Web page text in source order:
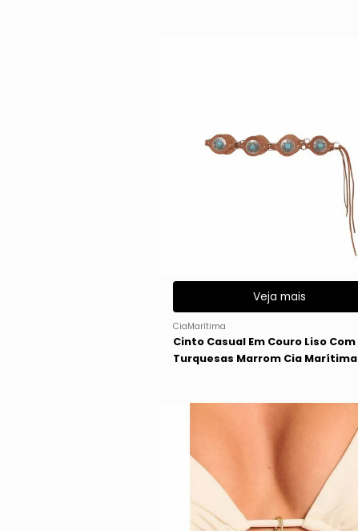
Veja mais
CiaMarítima
Cinto Casual Em Couro Liso Com
Turquesas Marrom Cia Marítima